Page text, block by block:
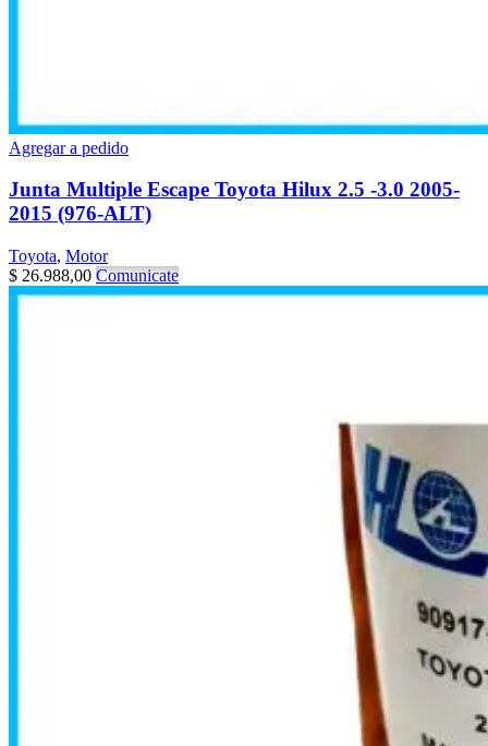
Agregar a pedido
Junta Multiple Escape Toyota Hilux 2.5 -3.0 2005-
2015 (976-ALT)
Toyota, Motor
$ 26.988,00 Comunicate